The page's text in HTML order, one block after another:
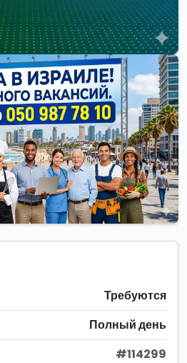
Требуются
Полный день
#114299